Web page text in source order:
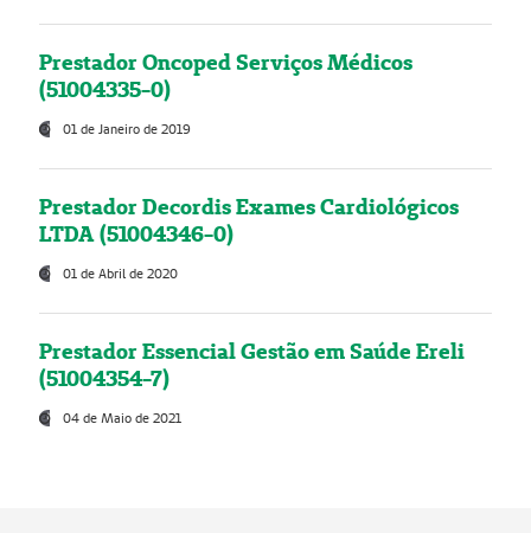
Prestador Oncoped Serviços Médicos
(51004335-0)
01 de Janeiro de 2019
Prestador Decordis Exames Cardiológicos
LTDA (51004346-0)
01 de Abril de 2020
Prestador Essencial Gestão em Saúde Ereli
(51004354-7)
04 de Maio de 2021